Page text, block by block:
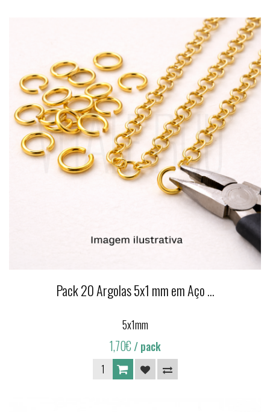
Pack 20 Argolas 5x1 mm em Aço ...
5x1mm
1,70€/ pack